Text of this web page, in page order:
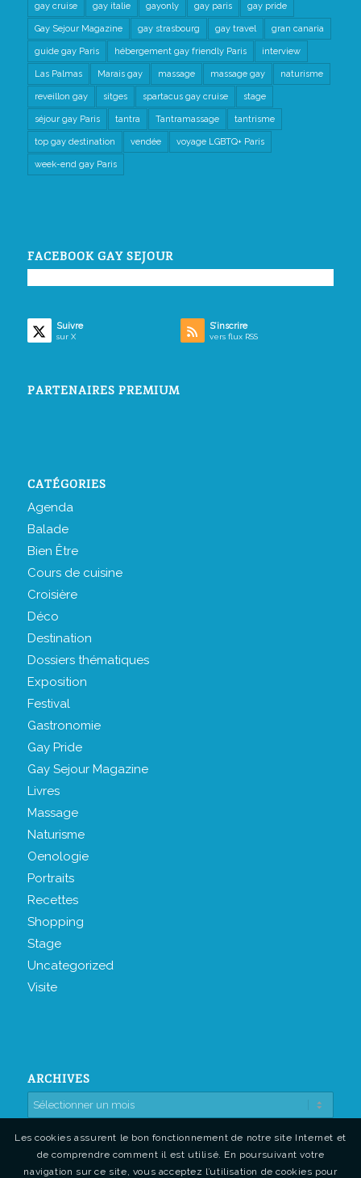
gay cruise gay italie gayonly gay paris gay pride
Gay Sejour Magazine gay strasbourg gay travel gran canaria
guide gay Paris hébergement gay friendly Paris interview
Las Palmas Marais gay massage massage gay naturisme
reveillon gay sitges spartacus gay cruise stage
séjour gay Paris tantra Tantramassage tantrisme
top gay destination vendée voyage LGBTQ+ Paris
week-end gay Paris
FACEBOOK GAY SEJOUR
Suivre
sur X
S’inscrire
vers flux RSS
PARTENAIRES PREMIUM
CATÉGORIES
Agenda
Balade
Bien Être
Cours de cuisine
Croisière
Déco
Destination
Dossiers thématiques
Exposition
Festival
Gastronomie
Gay Pride
Gay Sejour Magazine
Livres
Massage
Naturisme
Oenologie
Portraits
Recettes
Shopping
Stage
Uncategorized
Visite
ARCHIVES
Les cookies assurent le bon fonctionnement de notre site Internet et
de comprendre comment il est utilisé. En poursuivant votre
navigation sur ce site, vous acceptez l’utilisation de cookies pour